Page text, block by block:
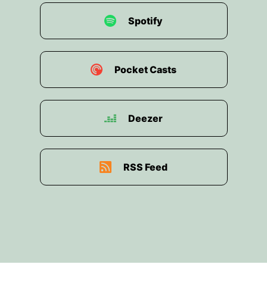
Spotify
Pocket Casts
Deezer
RSS Feed